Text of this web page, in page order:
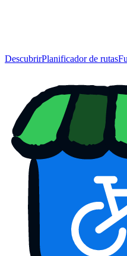
DescubrirPlanificador de rutas